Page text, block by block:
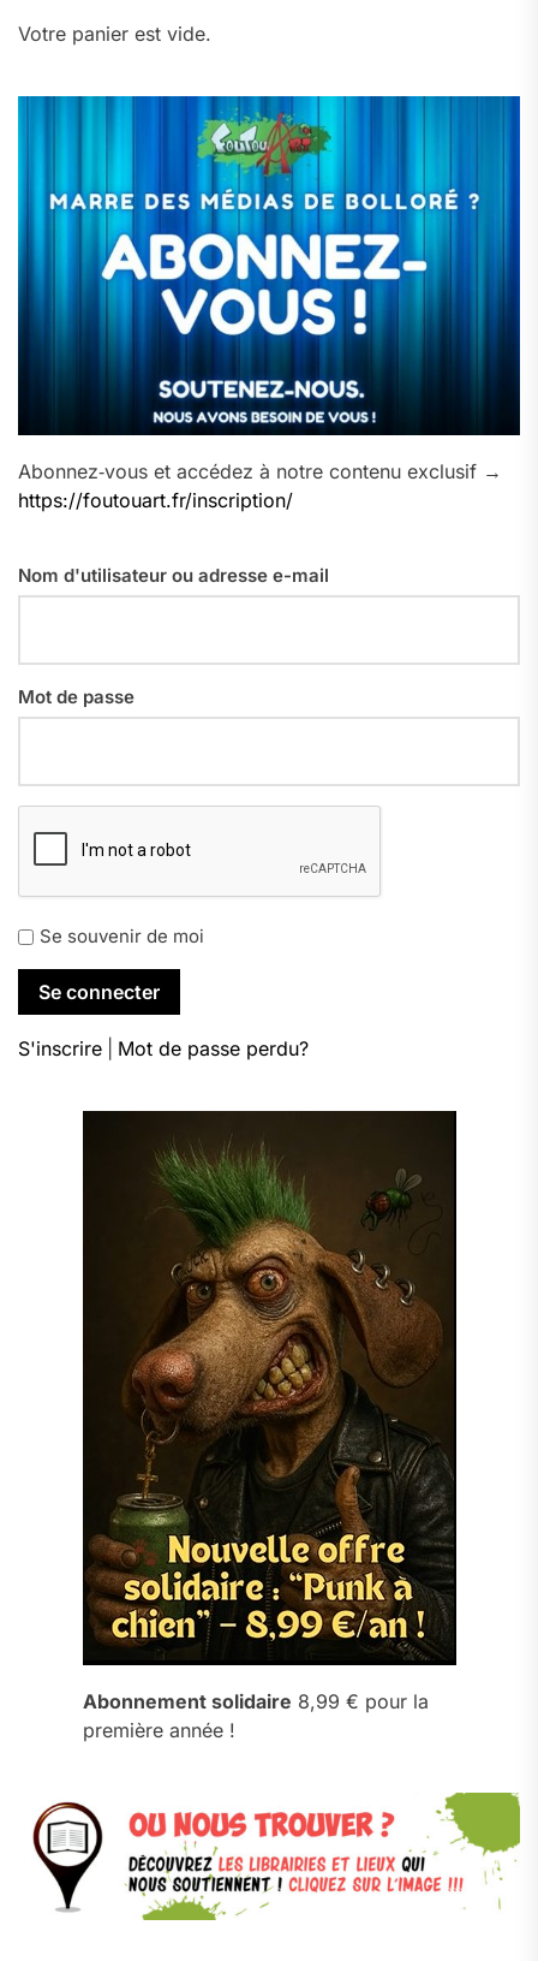
Votre panier est vide.
Abonnez‑vous et accédez à notre contenu exclusif →
https://foutouart.fr/inscription/
Nom d'utilisateur ou adresse e-mail
Mot de passe
Se souvenir de moi
S'inscrire Mot de passe perdu?
Abonnement solidaire 8,99 € pour la
première année !